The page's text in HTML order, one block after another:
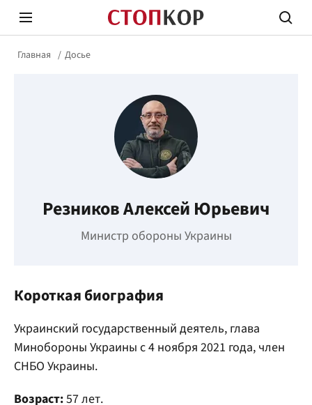
Стоп Политической Коррупции
Политика
Главная Досье
Резников Алексей Юрьевич
Министр обороны Украины
Короткая биография
Украинский государственный деятель, глава
Минобороны Украины с 4 ноября 2021 года, член
СНБО Украины.
Возраст:57 лет.